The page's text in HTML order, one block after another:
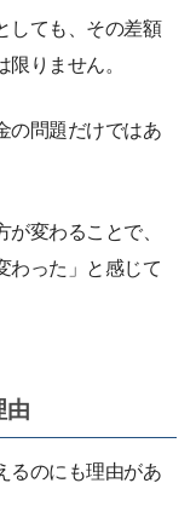
しても、その差額
りません。
の問題だけではあ
変わることで、
わった」と感じて
由
るのにも理由があ